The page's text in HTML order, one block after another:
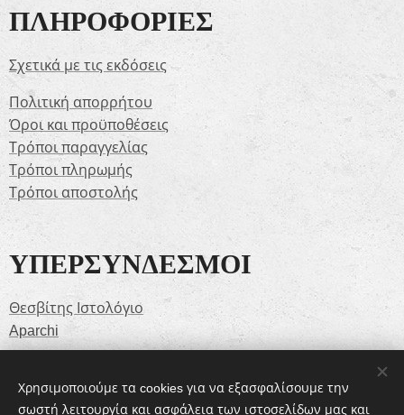
ΠΛΗΡΟΦΟΡΙΕΣ
Σχετικά με τις εκδόσεις
Πολιτική απορρήτου
Όροι και προϋποθέσεις
Τρόποι παραγγελίας
Τρόποι πληρωμής
Τρόποι αποστολής
ΥΠΕΡΣΥΝΔΕΣΜΟΙ
Θεσβίτης Ιστολόγιο
Aparchi
SOCIAL MEDIA
Χρησιμοποιούμε τα cookies για να εξασφαλίσουμε την
σωστή λειτουργία και ασφάλεια των ιστοσελίδων μας και